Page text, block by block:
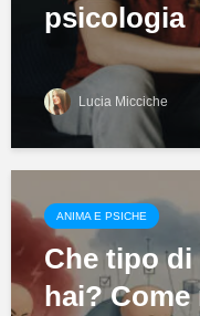
psicologia
Lucia Micciche
ANIMA E PSICHE
Che tipo
hai?